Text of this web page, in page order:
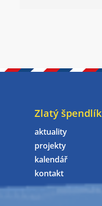
Zlatý špendlík
aktuality
projekty
kalendář
kontakt